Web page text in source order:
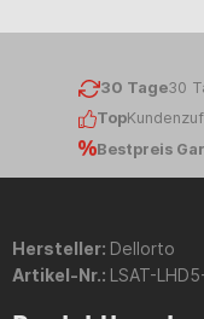
30 Tage30
Top
Bestpreis
Hersteller: Dellorto
Artikel-Nr.: LSAT-